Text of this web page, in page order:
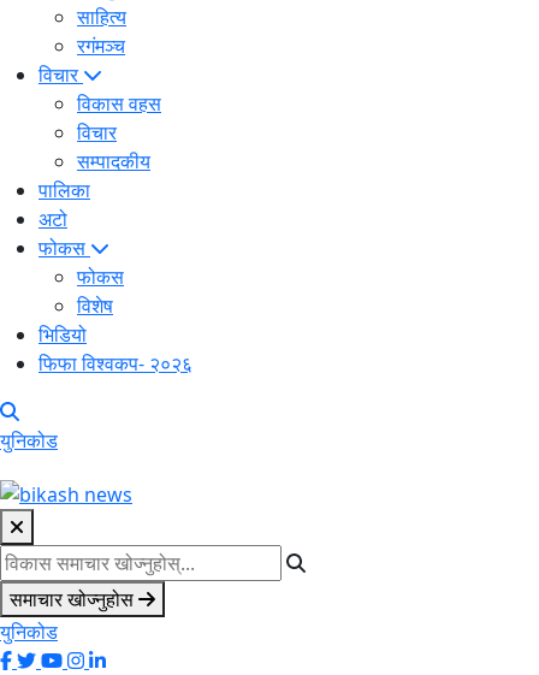
साहित्य
रगंमञ्च
विचार
विकास वहस
विचार
सम्पादकीय
पालिका
अटो
फोकस
फोकस
विशेष
भिडियो
फिफा विश्वकप- २०२६
युनिकोड
समाचार खोज्नुहोस
युनिकोड